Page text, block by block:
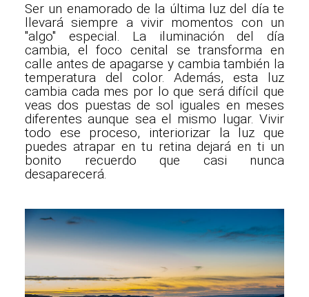
Ser un enamorado de la última luz del día te
llevará siempre a vivir momentos con un
"algo" especial. La iluminación del día
cambia, el foco cenital se transforma en
calle antes de apagarse y cambia también la
temperatura del color. Además, esta luz
cambia cada mes por lo que será difícil que
veas dos puestas de sol iguales en meses
diferentes aunque sea el mismo lugar. Vivir
todo ese proceso, interiorizar la luz que
puedes atrapar en tu retina dejará en ti un
bonito recuerdo que casi nunca
desaparecerá.